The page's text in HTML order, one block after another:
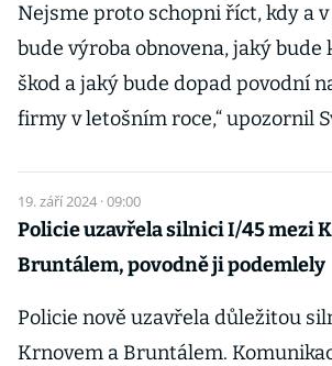
Nejsme proto schopni říct, kdy a
bude výroba obnovena, jaký bude
škod a jaký bude dopad povodní
firmy v letošním roce,“ upozornil
19. září 2024 · 09:00
Policie uzavřela silnici I/45 mezi
Bruntálem, povodně ji podemlely
Policie nově uzavřela důležitou
Krnovem a Bruntálem.